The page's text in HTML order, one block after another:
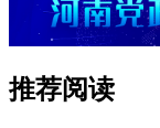
推荐阅读